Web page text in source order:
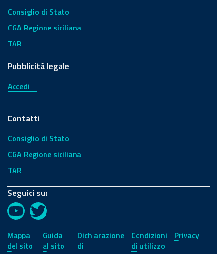
Consiglio di Stato
CGA Regione siciliana
TAR
Pubblicità legale
Accedi
Contatti
Consiglio di Stato
CGA Regione siciliana
TAR
Seguici su:
YouTubeTwitter
Mappa
del sito
Guida
al sito
Dichiarazione
di
Condizioni
di utilizzo
Privacy